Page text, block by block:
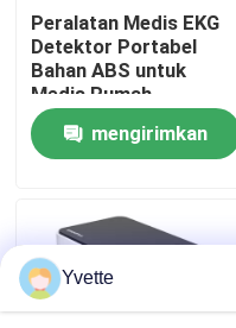
Hubungi Kami
Berita
Kasus
Tempat Tidur
Aksesori Meja
Peralatan Medis EKG
Detektor Portabel
Bahan ABS untuk
Medis Rumah
mengirimkan
Yvette